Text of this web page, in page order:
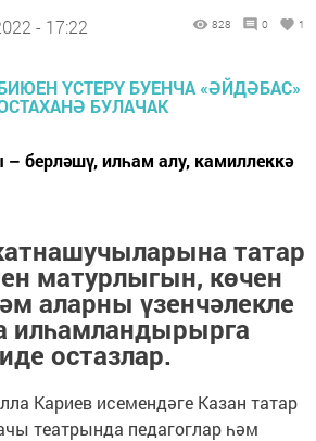
- 17:22 828 0 1
– берләшү, илһам алу, камиллеккә
татар
матурлыгын, көчен
аларны үзенчәлекле
илһамландырырга
остазлар.
Кариев исемендәге Казан татар
театрында педагоглар һәм